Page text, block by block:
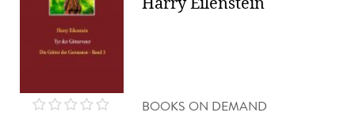
BOOKS ON DEMAND